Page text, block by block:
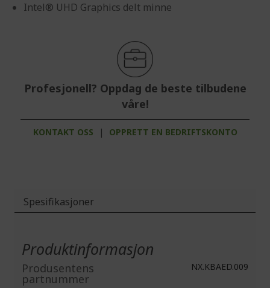
Intel® UHD Graphics delt minne
Profesjonell? Oppdag de beste tilbudene
våre!
KONTAKT OSS | OPPRETT EN BEDRIFTSKONTO
Spesifikasjoner
Produktinformasjon
Produsentens
partnummer
NX.KBAED.009